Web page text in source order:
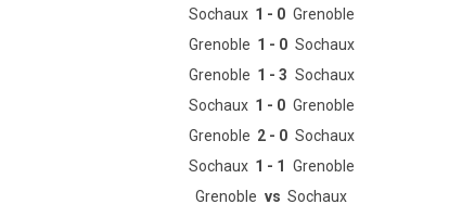
Sochaux 1 - 0 Grenoble
Grenoble 1 - 0 Sochaux
Grenoble 1 - 3 Sochaux
Sochaux 1 - 0 Grenoble
Grenoble 2 - 0 Sochaux
Sochaux 1 - 1 Grenoble
Grenoble vs Sochaux